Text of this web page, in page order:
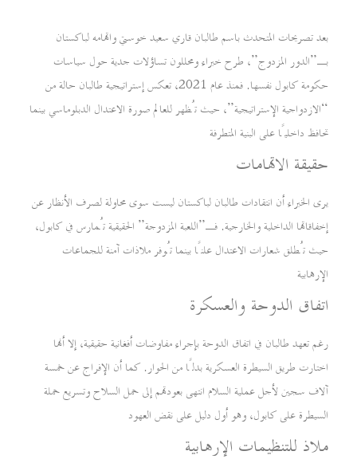
بعد تصريحات المتحدث باسم طالبان قاري سعيد خوستي واتهامه لباكستان
بـ”الدور المزدوج”، طرح خبراء ومحللون تساؤلات جدية حول سياسات
حكومة كابول نفسها. فمنذ عام 2021، تعكس إستراتيجية طالبان حالة من
“الازدواجية الإستراتيجية”، حيث تُظهر للعالم صورة الاعتدال الدبلوماسي بينما
تحافظ داخليًا على البنية المتطرفة
حقيقة الاتهامات
يرى الخبراء أن انتقادات طالبان لباكستان ليست سوى محاولة لصرف الأنظار عن
إخفاقاتها الداخلية والخارجية. فـ”اللعبة المزدوجة” الحقيقية تُمارس في كابول،
حيث تُطلق شعارات الاعتدال علنًا بينما تُوفر ملاذات آمنة للجماعات
الإرهابية
اتفاق الدوحة والعسكرة
رغم تعهد طالبان في اتفاق الدوحة بإجراء مفاوضات أفغانية حقيقية، إلا أنها
اختارت طريق السيطرة العسكرية بدلًا من الحوار. كما أن الإفراج عن خمسة
آلاف سجين لأجل عملية السلام انتهى بعودتهم إلى حمل السلاح وتسريع حملة
السيطرة على كابول، وهو أول دليل على نقض العهود
ملاذ للتنظيمات الإرهابية